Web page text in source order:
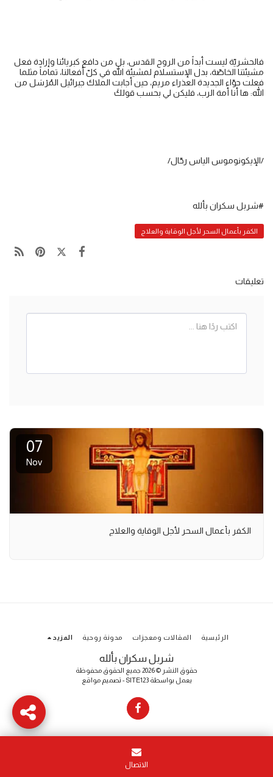
فالحشريّة ليست أبداً من الروح القدس، بل من دافع كبريائنا وإرادة فعل
مشيئتنا الخاصّة، بدل الإستسلام لمشيئة الله في كلّ أفعالنا، تماماً مثلما
فعلت حوّاء الجديدة العذراء مريم، حين أجابت الملاك جبرائيل المُرْسَل من
الله: ها أنا أمة الرب، فليكن لي بحسب قولكَ
/الإيكونوموس الياس رحّال/
#شربل سكران بألله
الكفر بأعمال السحر لأجل الوقاية والعلاج
تعليقات
07
Nov
الكفر بأعمال السحر لأجل الوقاية والعلاج
شربل سكران بألله
حقوق النشر © 2026 جميع الحقوق محفوظة
يعمل بواسطةSITE123
- تصميم مواقع
الرئيسية المقالات ومعجزات مدونة روحية المزيد
الاتصال